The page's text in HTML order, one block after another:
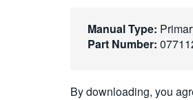
Manual Type:
Part Number:
By downloading, you